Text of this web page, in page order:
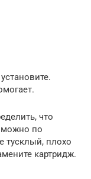
что
можно по
тусклый, плохо
картридж.